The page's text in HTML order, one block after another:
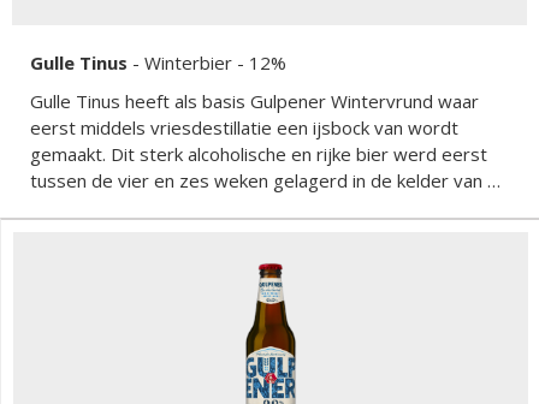
Gulle Tinus - Winterbier - 12%
Gulle Tinus heeft als basis Gulpener Wintervrund waar
eerst middels vriesdestillatie een ijsbock van wordt
gemaakt. Dit sterk alcoholische en rijke bier werd eerst
tussen de vier en zes weken gelagerd in de kelder van de
natuurlijke smaken zoals jeneverbessen, zoethout,
druiven, rood fruit, vanille uit de eikenhouten vaten en